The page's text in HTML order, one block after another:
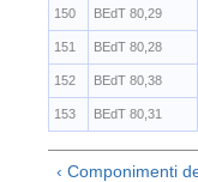
150 BEdT 80,29
151 BEdT 80,28
152 BEdT 80,38
153 BEdT 80,31
‹ Componimenti